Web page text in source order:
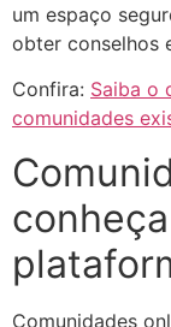
um espaço
obter conselhos
Confira: Saiba o
comunidades
Comunidades